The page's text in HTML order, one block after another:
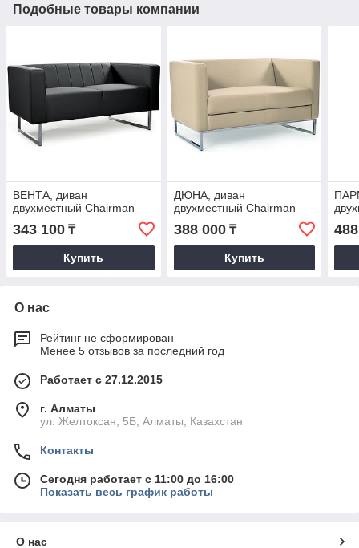
Подобные товары компании
ВЕНТА, диван
двухместный Chairman
343 100 ₸
Купить
ДЮНА, диван
двухместный Chairman
388 000₸
Купить
О нас
Рейтинг не сформирован
Менее 5 отзывов за последний год
Работает с 27.12.2015
г. Алматы
ул. Желтоксан, 5Б, Алматы, Казахстан
Контакты
Сегодня работает с 11:00 до 16:00
Показать весь график работы
О нас